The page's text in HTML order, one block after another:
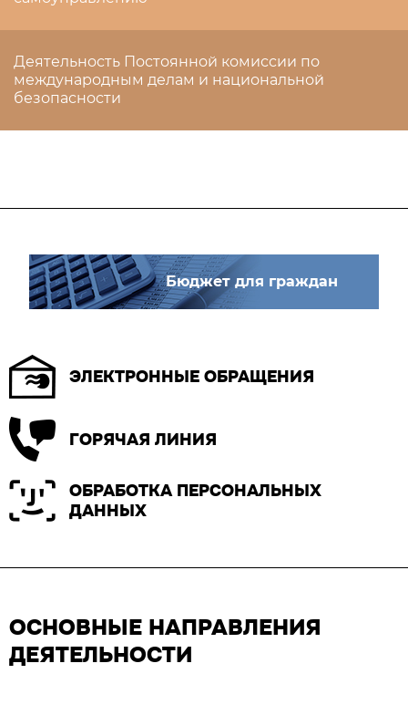
Деятельность Постоянной комиссии по
международным делам и национальной
безопасности
Бюджет для граждан
ЭЛЕКТРОННЫЕ ОБРАЩЕНИЯ
ГОРЯЧАЯ ЛИНИЯ
ОБРАБОТКА ПЕРСОНАЛЬНЫХ
ДАННЫХ
ОСНОВНЫЕ НАПРАВЛЕНИЯ
ДЕЯТЕЛЬНОСТИ